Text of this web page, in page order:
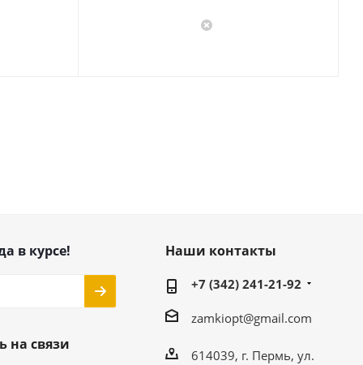
в курсе!
на связи
Наши контакты
+7 (342) 241-21-92
zamkiopt@gmail.com
614039, г. Пермь, ул.